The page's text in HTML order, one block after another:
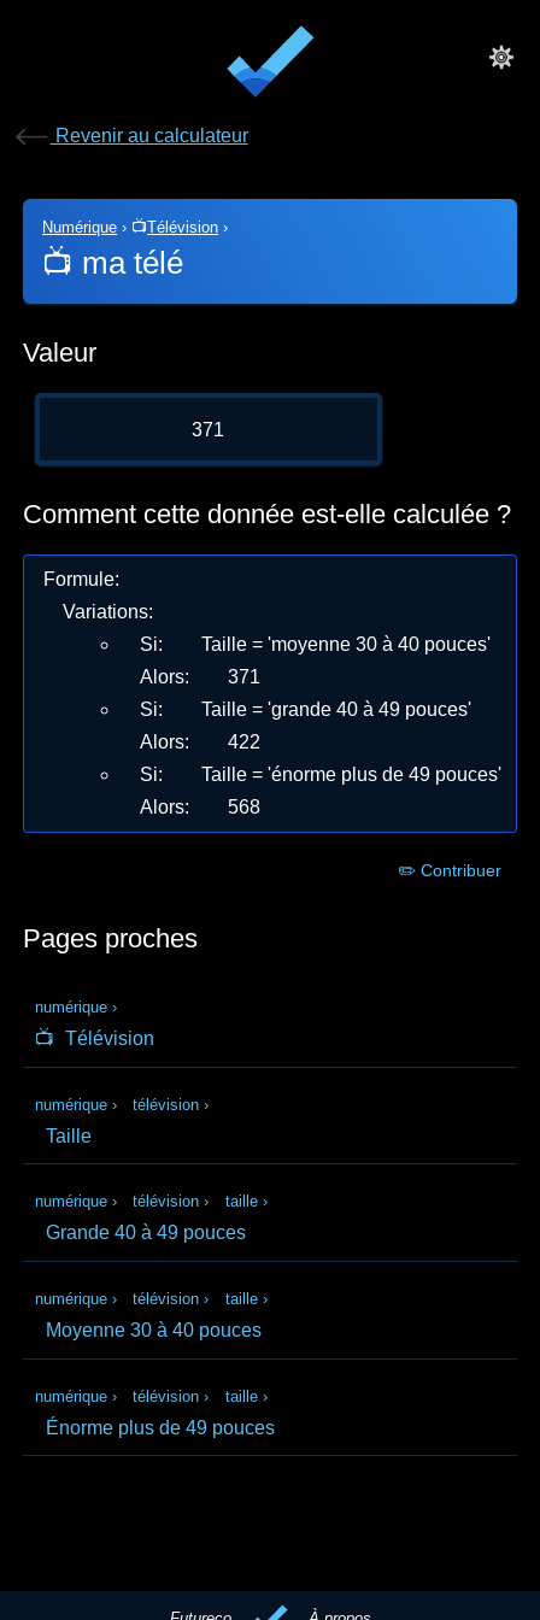
Revenir au calculateur
Numérique › 📺Télévision ›
📺 ma télé
Valeur
371
Comment cette donnée est-elle calculée ?
Formule:
Variations:
Si:
Taille = 'moyenne 30 à 40 pouces'
Alors:
371
Si:
Taille = 'grande 40 à 49 pouces'
Alors:
422
Si:
Taille = 'énorme plus de 49 pouces'
Alors: 568
✏️ Contribuer
Pages proches
numérique ›
📺 Télévision
numérique › télévision ›
Taille
numérique › télévision › taille ›
Grande 40 à 49 pouces
numérique › télévision › taille ›
Moyenne 30 à 40 pouces
numérique › télévision › taille ›
Énorme plus de 49 pouces